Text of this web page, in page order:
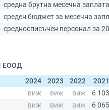
средна брутна месечна заплата
среден бюджет за месечна
средносписъчен персонал за
ЕООД
2024
2023 2022 2021